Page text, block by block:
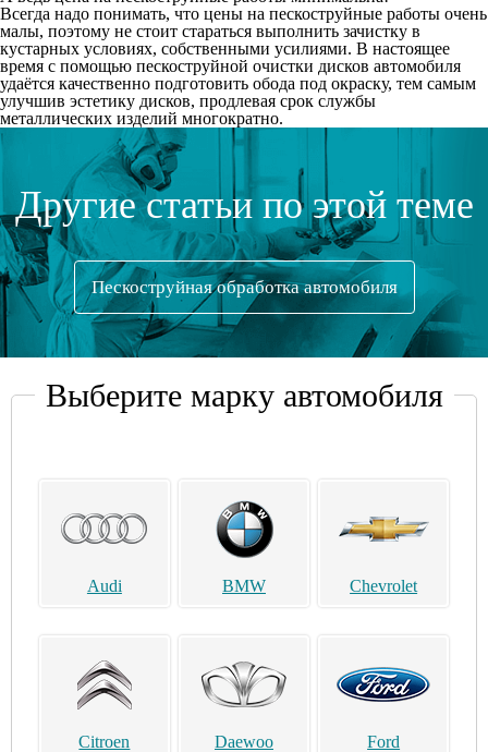
Всегда надо понимать, что цены на пескоструйные работы очень
малы, поэтому не стоит стараться выполнить зачистку в
кустарных условиях, собственными усилиями. В настоящее
время с помощью пескоструйной очистки дисков автомобиля
удаётся качественно подготовить обода под окраску, тем самым
улучшив эстетику дисков, продлевая срок службы
металлических изделий многократно.
Другие статьи по этой теме
Пескоструйная обработка автомобиля
Выберите марку автомобиля
Audi BMW Chevrolet
Citroen Daewoo Ford